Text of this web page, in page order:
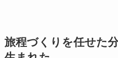
旅程づくりを任せた